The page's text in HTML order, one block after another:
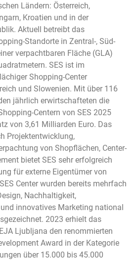
Ländern: Österreich,
Kroatien und in der
Aktuell betreibt das
Standorte in Zentral-, Süd-
verpachtbaren Fläche (GLA)
SES ist im
Shopping-Center
und Slowenien. Mit über 116
jährlich erwirtschafteten die
Centern von SES 2025
von 3,61 Milliarden Euro. Das
Projektentwicklung,
von Shopflächen, Center-
bietet SES sehr erfolgreich
für externe Eigentümer von
Center wurden bereits mehrfach
Nachhaltigkeit,
innovatives Marketing national
2023 erhielt das
Ljubljana den renommierten
Award in der Kategorie
über 15.000 bis 45.000